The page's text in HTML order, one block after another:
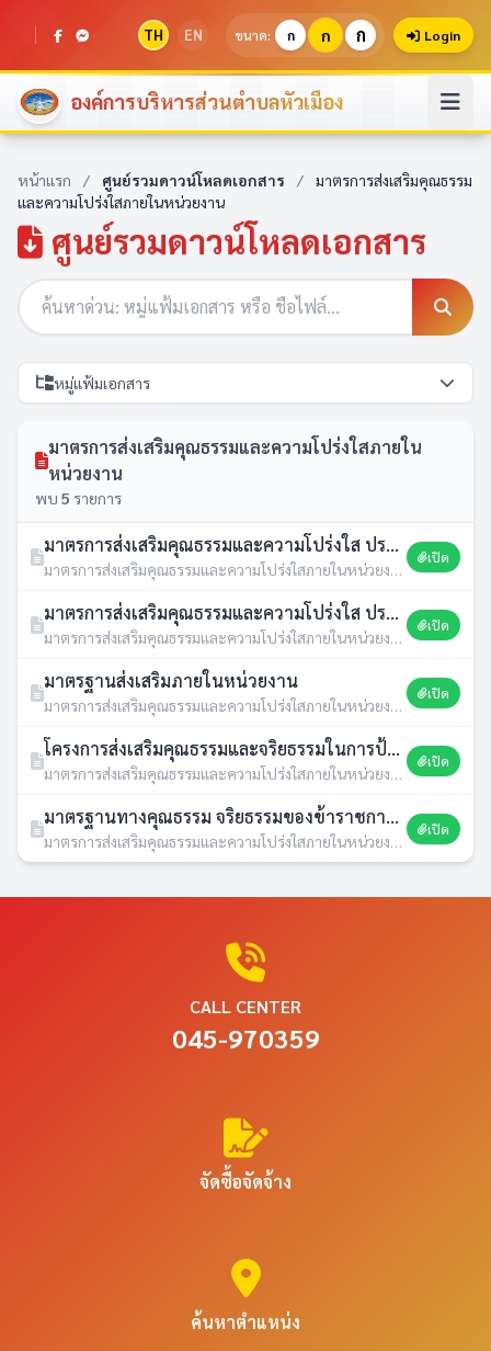
TH EN ขนาด: ก ก ก Login
องค์การบริหารส่วนตำบลหัวเมือง
หน้าแรก / ศูนย์รวมดาวน์โหลดเอกสาร /
มาตรการส่งเสริมคุณธรรม
และความโปร่งใสภายในหน่วยงาน
ศูนย์รวมดาวน์โหลดเอกสาร
หมู่แฟ้มเอกสาร
มาตรการส่งเสริมคุณธรรมและความโปร่งใสภายใน
หน่วยงาน
พบ 5 รายการ
มาตรการส่งเสริมคุณธรรมและความโปร่งใส ประจำปีงบประมาณ พ.ศ. 2566
มาตรการส่งเสริมคุณธรรมและความโปร่งใสภายในหน่วยงาน · 09 มี.ค. 2569 · 1 ดาวน์โหลด
เปิด
มาตรการส่งเสริมคุณธรรมและความโปร่งใส ประจำปีงบประมาณ พ.ศ. 2567
มาตรการส่งเสริมคุณธรรมและความโปร่งใสภายในหน่วยงาน · 03 มี.ค. 2568 · 0 ดาวน์โหลด
เปิด
มาตรฐานส่งเสริมภายในหน่วยงาน
มาตรการส่งเสริมคุณธรรมและความโปร่งใสภายในหน่วยงาน · 03 มี.ค. 2568 · 1 ดาวน์โหลด
เปิด
โครงการส่งเสริมคุณธรรมและจริยธรรมในการป้องกันการทุจริต พ.ศ.2566
มาตรการส่งเสริมคุณธรรมและความโปร่งใสภายในหน่วยงาน · 03 มี.ค. 2568 · 0 ดาวน์โหลด
เปิด
มาตรฐานทางคุณธรรม จริยธรรมของข้าราชการ และพนักงานจ้าง อบต.หัวเมือง
มาตรการส่งเสริมคุณธรรมและความโปร่งใสภายในหน่วยงาน · 22 ธ.ค. 2560 · 0 ดาวน์โหลด
เปิด
CALL CENTER
045-970359
จัดซื้อจัดจ้าง
ค้นหาตำแหน่ง